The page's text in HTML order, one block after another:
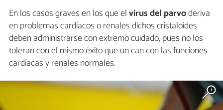
En los casos graves en los que elvirus del parvoderiva
en problemas cardíacos o renales dichos cristaloides
deben administrarse con extremo cuidado, pues no los
toleran con el mismo éxito que un can con las funciones
cardíacas y renales normales.